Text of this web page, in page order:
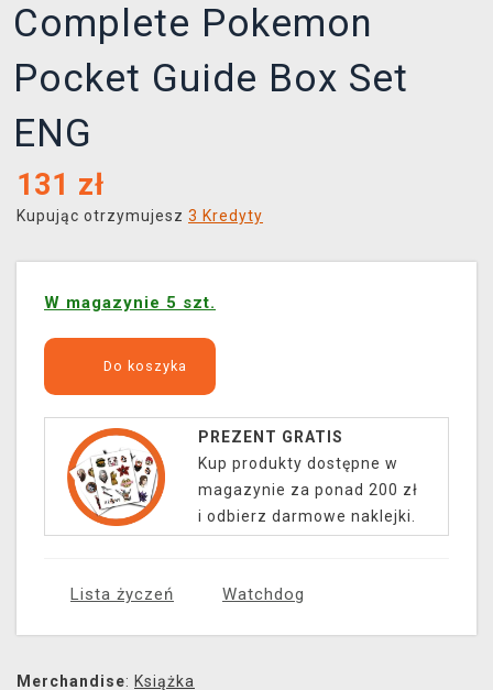
Complete Pokemon
Pocket Guide Box Set
ENG
131 zł
Kupując otrzymujesz 3 Kredyty
W magazynie 5 szt.
Do koszyka
PREZENT GRATIS
Kup produkty dostępne w
magazynie za ponad 200 zł
i odbierz darmowe naklejki.
Lista życzeń Watchdog
Merchandise: Książka